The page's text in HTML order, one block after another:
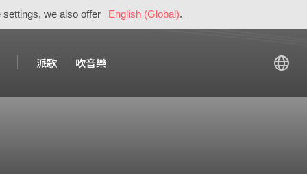
we also offer English (Global).
派歌 吹音樂